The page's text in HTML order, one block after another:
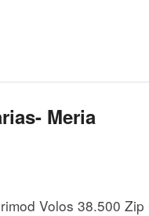
Meria
Volos 38.500